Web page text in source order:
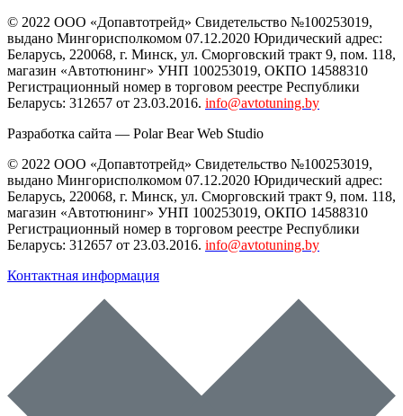
© 2022 ООО «Допавтотрейд» Свидетельство №100253019,
выдано Мингорисполкомом 07.12.2020 Юридический адрес:
Беларусь, 220068, г. Минск, ул. Сморговский тракт 9, пом. 118,
магазин «Автотюнинг» УНП 100253019, ОКПО 14588310
Регистрационный номер в торговом реестре Республики
Беларусь: 312657 от 23.03.2016. info@avtotuning.by
Разработка сайта — Polar Bear Web Studio
© 2022 ООО «Допавтотрейд» Свидетельство №100253019,
выдано Мингорисполкомом 07.12.2020 Юридический адрес:
Беларусь, 220068, г. Минск, ул. Сморговский тракт 9, пом. 118,
магазин «Автотюнинг» УНП 100253019, ОКПО 14588310
Регистрационный номер в торговом реестре Республики
Беларусь: 312657 от 23.03.2016. info@avtotuning.by
Контактная информация